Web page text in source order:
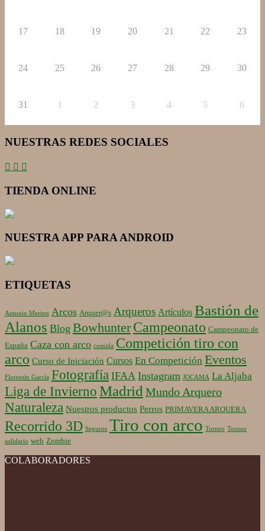
17 18 19 20 21 22 23
24 25 26 27 28 29 30
31 1 2 3 4 5 6
NUESTRAS REDES SOCIALES
TIENDA ONLINE
NUESTRA APP PARA ANDROID
ETIQUETAS
Antonio Merino Arcos Arquer@s Arqueros Artículos Bastión de
Alanos Blog Bowhunter Campeonato Campeonato de
España Caza con arco comida Competición tiro con
arco Curso de Iniciación Cursos En Competición Eventos
Florentín García Fotografía IFAA Instagram JOCAMA La Aljaba
Liga de Invierno Madrid Mundo Arquero
Naturaleza Nuestros productos Perros PRIMAVERA ARQUERA
Recorrido 3D Seguros Tiro con arco Torneo Torneo
solidario web Zombie
COLABORADORES